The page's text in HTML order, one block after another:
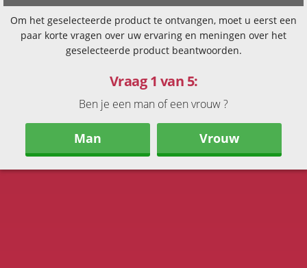
Om het geselecteerde product te ontvangen, moet u eerst een
paar korte vragen over uw ervaring en meningen over het
geselecteerde product beantwoorden.
Vraag 1 van 5:
Ben je een man of een vrouw ?
Man Vrouw